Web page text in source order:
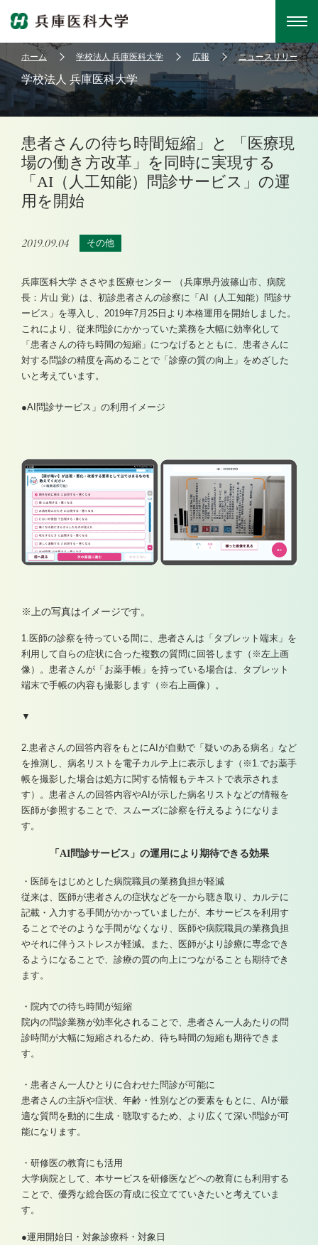
ホーム 学校法人 兵庫医科大学 広報 ニュースリリース
学校法人 兵庫医科大学
患者さんの待ち時間短縮」と 「医療現
場の働き方改革」を同時に実現する
「AI（人工知能）問診サービス」の運
用を開始
2019.09.04 その他
兵庫医科大学 ささやま医療センター （兵庫県丹波篠山市、病院
長：片山 覚）は、初診患者さんの診察に「AI（人工知能）問診サ
ービス」を導入し、2019年7月25日より本格運用を開始しました。
これにより、従来問診にかかっていた業務を大幅に効率化して
「患者さんの待ち時間の短縮」につなげるとともに、患者さんに
対する問診の精度を高めることで「診療の質の向上」をめざした
いと考えています。
●AI問診サービス」の利用イメージ
※上の写真はイメージです。
1.医師の診察を待っている間に、患者さんは「タブレット端末」を
利用して自らの症状に合った複数の質問に回答します（※左上画
像）。患者さんが「お薬手帳」を持っている場合は、タブレット
端末で手帳の内容も撮影します（※右上画像）。
▼
2.患者さんの回答内容をもとにAIが自動で「疑いのある病名」など
を推測し、病名リストを電子カルテ上に表示します（※1.でお薬手
帳を撮影した場合は処方に関する情報もテキストで表示されま
す）。患者さんの回答内容やAIが示した病名リストなどの情報を
医師が参照することで、スムーズに診察を行えるようになりま
す。
「AI問診サービス」の運用により期待できる効果
・医師をはじめとした病院職員の業務負担が軽減
従来は、医師が患者さんの症状などを一から聴き取り、カルテに
記載・入力する手間がかかっていましたが、本サービスを利用す
ることでそのような手間がなくなり、医師や病院職員の業務負担
やそれに伴うストレスが軽減。また、医師がより診療に専念でき
るようになることで、診療の質の向上につながることも期待でき
ます。
・院内での待ち時間が短縮
院内の問診業務が効率化されることで、患者さん一人あたりの問
診時間が大幅に短縮されるため、待ち時間の短縮も期待できま
す。
・患者さん一人ひとりに合わせた問診が可能に
患者さんの主訴や症状、年齢・性別などの要素をもとに、AIが最
適な質問を動的に生成・聴取するため、より広くて深い問診が可
能になります。
・研修医の教育にも活用
大学病院として、本サービスを研修医などへの教育にも利用する
ことで、優秀な総合医の育成に役立てていきたいと考えていま
す。
●運用開始日・対象診療科・対象日